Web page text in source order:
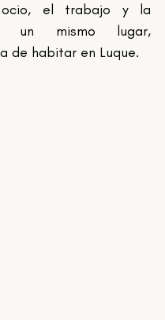
el trabajo y la
un mismo lugar,
de habitar en Luque.